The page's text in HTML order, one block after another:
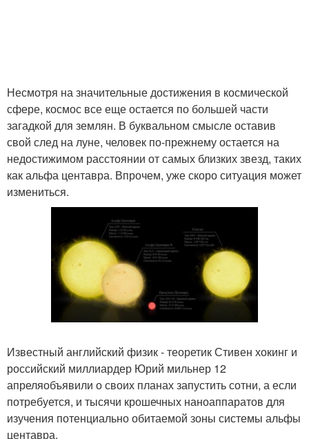
Несмотря на значительные достижения в космической
сфере, космос все еще остается по большей части
загадкой для землян. В буквальном смысле оставив
свой след на луне, человек по-прежнему остается на
недостижимом расстоянии от самых близких звезд, таких
как альфа центавра. Впрочем, уже скоро ситуация может
измениться.
Известный английский физик - теоретик Стивен хокинг и
российский миллиардер Юрий мильнер 12
апреляобъявили о своих планах запустить сотни, а если
потребуется, и тысячи крошечных наноаппаратов для
изучения потенциально обитаемой зоны системы альфы
центавра.